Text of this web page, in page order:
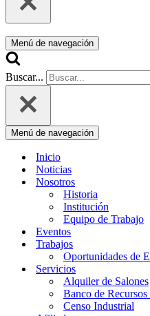
Menú de navegación
Buscar...
Menú de navegación
Inicio
Noticias
Nosotros
Historia
Institución
Equipo de Trabajo
Eventos
Trabajos
Oportunidades de
Servicios
Alquiler de Salones
Banco de
Censo Industrial